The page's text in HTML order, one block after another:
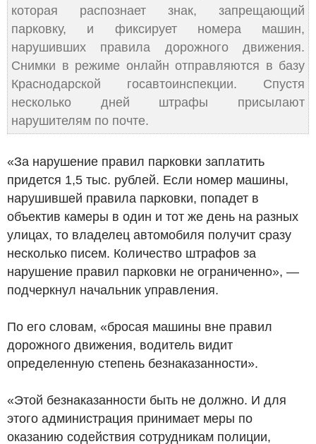
которая распознает знак, запрещающий
парковку, и фиксирует номера машин,
нарушивших правила дорожного движения.
Снимки в режиме онлайн отправляются в базу
Краснодарской госавтоинспекции. Спустя
несколько дней штрафы присылают
нарушителям по почте.
«За нарушение правил парковки заплатить
придется 1,5 тыс. рублей. Если номер машины,
нарушившей правила парковки, попадет в
объектив камеры в один и тот же день на разных
улицах, то владелец автомобиля получит сразу
несколько писем. Количество штрафов за
нарушение правил парковки не ограниченно», —
подчеркнул начальник управления.
По его словам, «бросая машины вне правил
дорожного движения, водитель видит
определенную степень безнаказанности».
«Этой безнаказанности быть не должно. И для
этого администрация принимает меры по
оказанию содействия сотрудникам полиции,